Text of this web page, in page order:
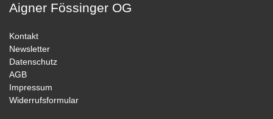
Aigner Fössinger OG
Kontakt
Newsletter
Datenschutz
AGB
Impressum
Widerrufsformular